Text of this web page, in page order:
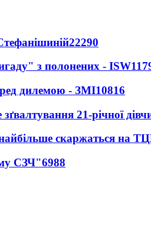
22290
з полонених - ISW
дилемою - ЗМІ10816
21-річної
скаржаться на
СЗЧ"6988